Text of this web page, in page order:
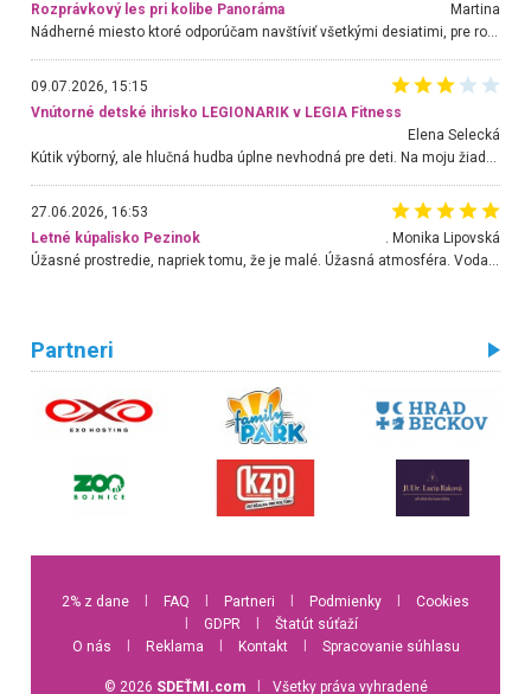
Rozprávkový les pri kolibe Panoráma
Martina
Nádherné miesto ktoré odporúčam navštíviť všetkými desiatimi, pre rodiny s deťmi, dôchodcom... Proste a jednoducho ozaj rozprávkový les.. určite ešte prídeme. Odniesli sme si na pamiatku krásne tričká,
09.07.2026, 15:15
Vnútorné detské ihrisko LEGIONARIK v LEGIA Fitness
Elena Selecká
Kútik výborný, ale hlučná hudba úplne nevhodná pre deti. Na moju žiadosť o aspoň sušenie nereagovali.
27.06.2026, 16:53
Letné kúpalisko Pezinok
. Monika Lipovská
Partneri
2% z dane FAQ Partneri Podmienky
Cookies
GDPR
Štatút súťaží
O nás
Reklama Kontakt Spracovanie súhlasu
© 2026 SDEŤMI.com Všetky práva vyhradené